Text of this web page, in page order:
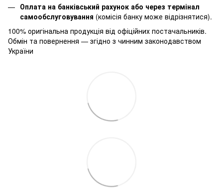
Оплата на банківський рахунок або через термінал
самообслуговування (комісія банку може відрізнятися).
100% оригінальна продукція від офіційних постачальників.
Обмін та повернення — згідно з чинним законодавством
України